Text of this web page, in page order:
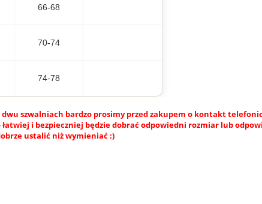
66-68
70-74
74-78
dwu szwalniach bardzo prosimy przed zakupem o kontakt
i bezpieczniej będzie dobrać odpowiedni rozmiar lub
ustalić niż wymieniać :)